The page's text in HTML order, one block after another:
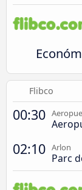
Flibco
00:30
02:10 Arlon
Parc